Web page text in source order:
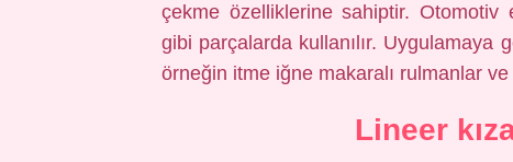
çekme özelliklerine sahiptir. Otomotiv
gibi parçalarda kullanılır. Uygulamaya
örneğin itme iğne makaralı rulmanlar
Lineer